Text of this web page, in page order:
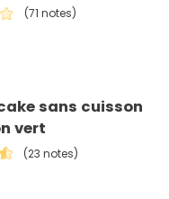
(71 notes)
sans cuisson
vert
(23 notes)